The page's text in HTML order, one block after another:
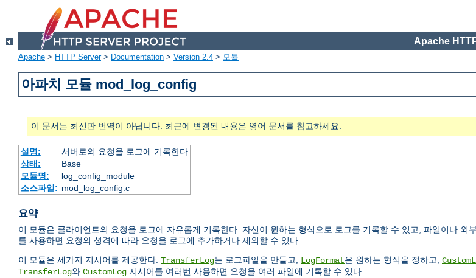
Apache
Apache > HTTP Server> Documentation > Version 2.4 > 모듈
아파치 모듈 mod_log_config
이 문서는 최신판 번역이 아닙니다. 최근에 변경된 내용은 영어 문서를 참고하세요.
설명:
서버로의 요청을 로그에 기록한다
상태:
Base
모듈명:
log_config_module
소스파일: mod_log_config.c
요약
이 모듈은 클라이언트의 요청을 로그에 자유롭게 기록한다. 자신이 원하는 형식으로 로그를 기록할 수 있고, 파일이나 외
를 사용하면 요청의 성격에 따라 요청을 로그에 추가하거나 제외할 수 있다.
이 모듈은 세가지 지시어를 제공한다. TransferLog는 로그파일을 만들고, LogFormat은 원하는 형식을 정하고,
TransferLog와 CustomLog 지시어를 여러번 사용하면 요청을 여러 파일에 기록할 수 있다.